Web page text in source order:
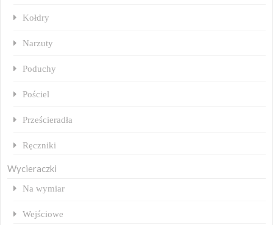
Kołdry
Narzuty
Poduchy
Pościel
Prześcieradła
Ręczniki
Wycieraczki
Na wymiar
Wejściowe